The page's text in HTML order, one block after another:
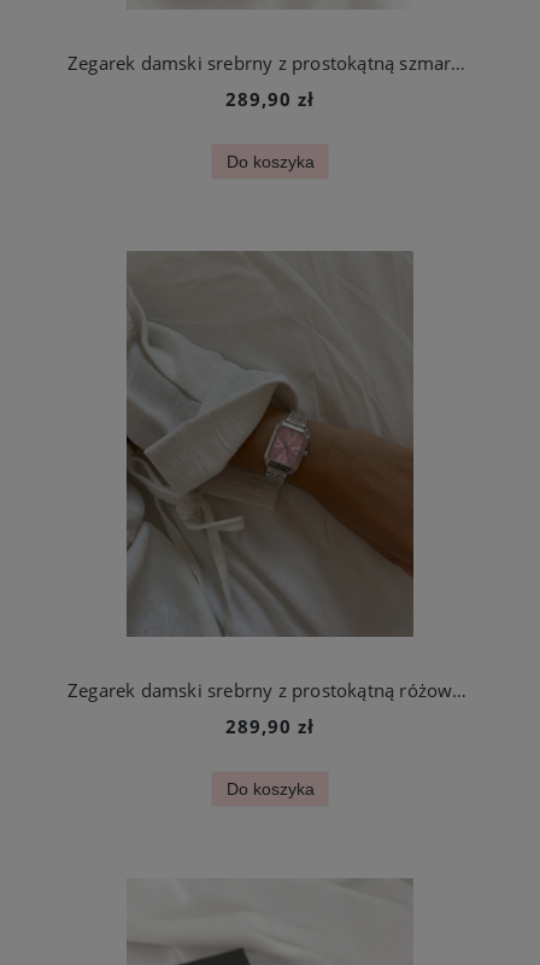
Zegarek damski srebrny z prostokątną szmaragdową tarczą stal chirurgiczna
289,90 zł
Do koszyka
Zegarek damski srebrny z prostokątną różową tarczą stal chirurgiczna
289,90 zł
Do koszyka